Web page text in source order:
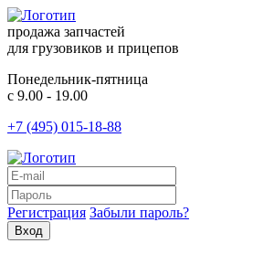
продажа запчастей
для грузовиков и прицепов
Понедельник-пятница
с 9.00 - 19.00
+7 (495) 015-18-88
Регистрация Забыли пароль?